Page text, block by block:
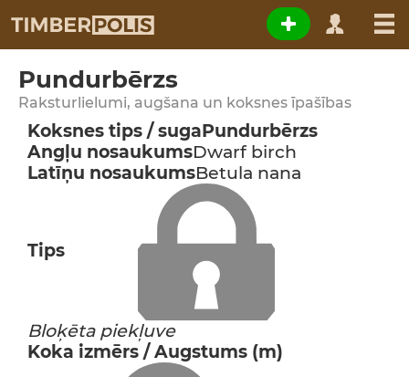
Pundurbērzs
Raksturlielumi, augšana un koksnes īpašības
Koksnes tips / sugaPundurbērzs
Angļu nosaukumsDwarf birch
Latīņu nosaukumsBetula nana
Tips
Bloķēta piekļuve
Koka izmērs / Augstums (m)